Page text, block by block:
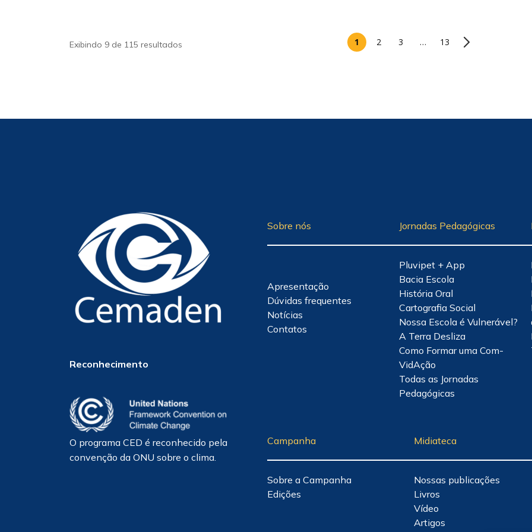
Exibindo 9 de 115 resultados 1 2 3 … 13
Reconhecimento
O programa CED é reconhecido pela
convenção da ONU sobre o clima.
Sobre nós
Apresentação
Dúvidas frequentes
Notícias
Contatos
Jornadas Pedagógicas
Pluvipet + App
Bacia Escola
História Oral
Cartografia Social
Nossa Escola é Vulnerável?
A Terra Desliza
Como Formar uma Com-
VidAção
Todas as Jornadas
Pedagógicas
Campanha
Sobre a Campanha
Edições
Midiateca
Nossas publicações
Livros
Vídeo
Artigos